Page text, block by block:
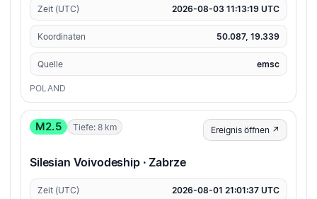
Zeit (UTC) 2026-08-03 11:13:19 UTC
Koordinaten 50.087, 19.339
Quelle emsc
POLAND
M2.5 Tiefe: 8 km Ereignis öffnen ↗
Silesian Voivodeship · Zabrze
Zeit (UTC) 2026-08-01 21:01:37 UTC